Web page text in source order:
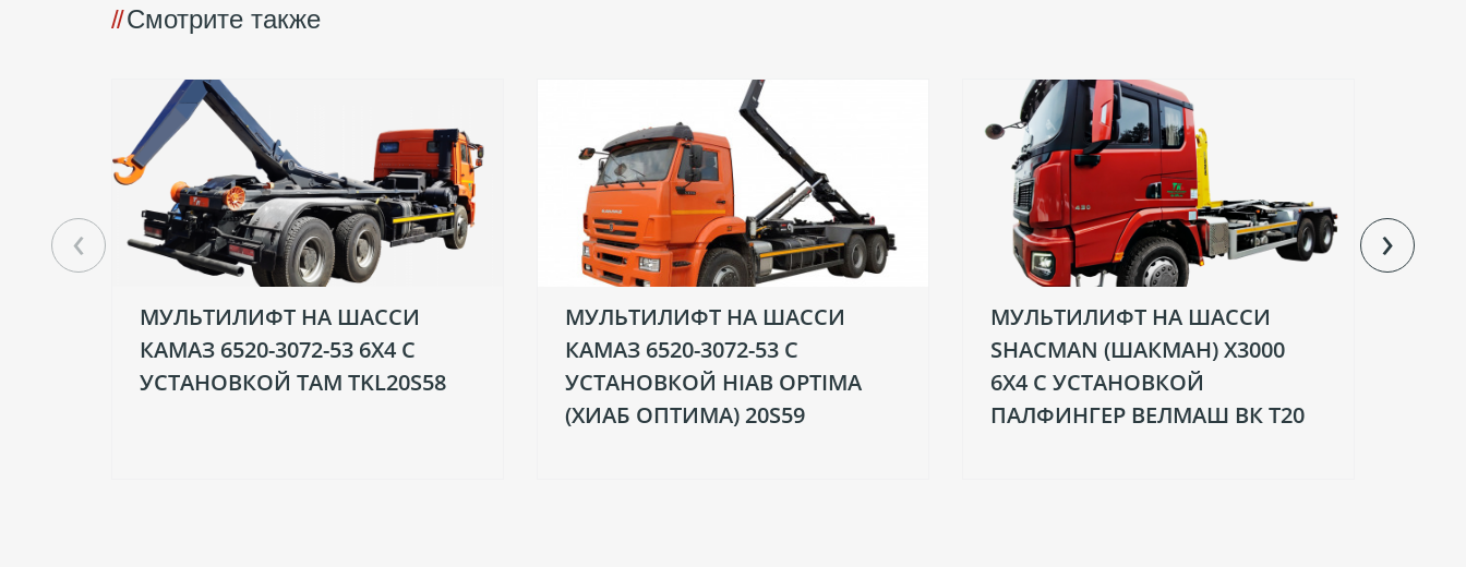
Смотрите также
МУЛЬТИЛИФТ НА ШАССИ
КАМАЗ 6520-3072-53 6Х4 С
УСТАНОВКОЙ TAM TKL20S58
МУЛЬТИЛИФТ НА ШАССИ
КАМАЗ 6520-3072-53 С
УСТАНОВКОЙ HIAB OPTIMA
(ХИАБ ОПТИМА) 20S59
МУЛЬТИЛИФТ НА ШАССИ
SHACMAN (ШАКМАН) X3000
6Х4 С УCТАНОВКОЙ
ПАЛФИНГЕР ВЕЛМАШ ВК T20
‹ ›